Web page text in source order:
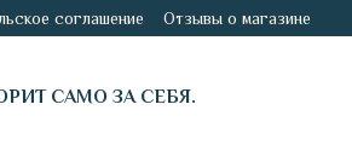
соглашение Отзывы о магазине
САМО ЗА СЕБЯ.